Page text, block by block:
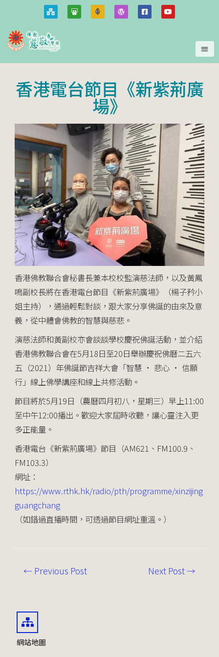
香港電台節目《新紫荊廣
場》
香港佛教聯合會秘書長兼本校校監演慈法師，以及黃鳳
鳴副校長將在香港電台節目《新紫荊廣場》（楊子矜小
姐主持），通過輕鬆對談，跟大家分享佛誕的由來及意
義，從中體會佛教的智慧與慈悲。
演慈法師和黃副校亦會談談學校慶祝佛誕活動，並介紹
香港佛教聯合會在5月18日至20日舉辦慶祝佛曆二五六
五（2021）年佛誕節吉祥大會「智慧 · 悲心 · 信願
行」線上佛學講座和線上共修活動。
節目將於5月19日（農曆四月初八，星期三）早上11:00
至中午12:00播出。歡迎大家屆時收聽，讓心靈注入更
多正能量。
香港電台《新紫荊廣場》節目（AM621、FM100.9、
FM103.3）
網址：
https://www.rthk.hk/radio/pth/programme/xinzijing
guangchang
（如錯過直播時間，可透過節目網址重溫。）
← Previous Post Next Post→
網站地圖